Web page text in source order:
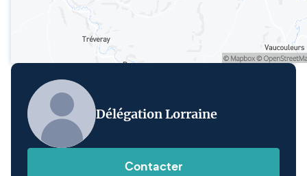
Délégation Lorraine
Contacter